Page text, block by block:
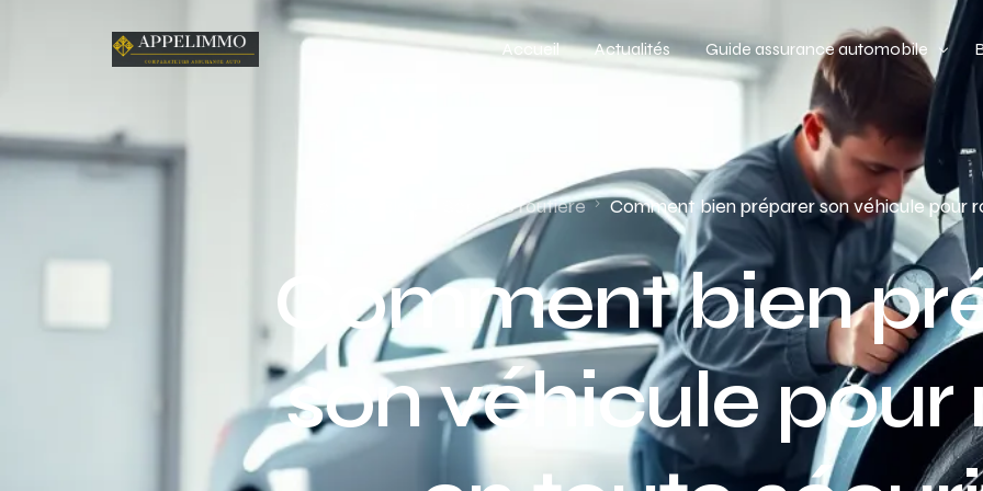
Accueil Actualités Guide assurance automobile
Types de véhicules
Profil de conducteur
Budget assurance automobile
Sécurité routière Comment bien préparer son véhicule pour
Comment bien
son véhicule pour